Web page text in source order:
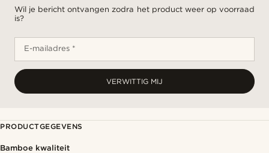
Wil je bericht ontvangen zodra het product weer op voorraad
is?
E-mailadres *
VERWITTIG MIJ
PRODUCTGEGEVENS
Bamboe kwaliteit